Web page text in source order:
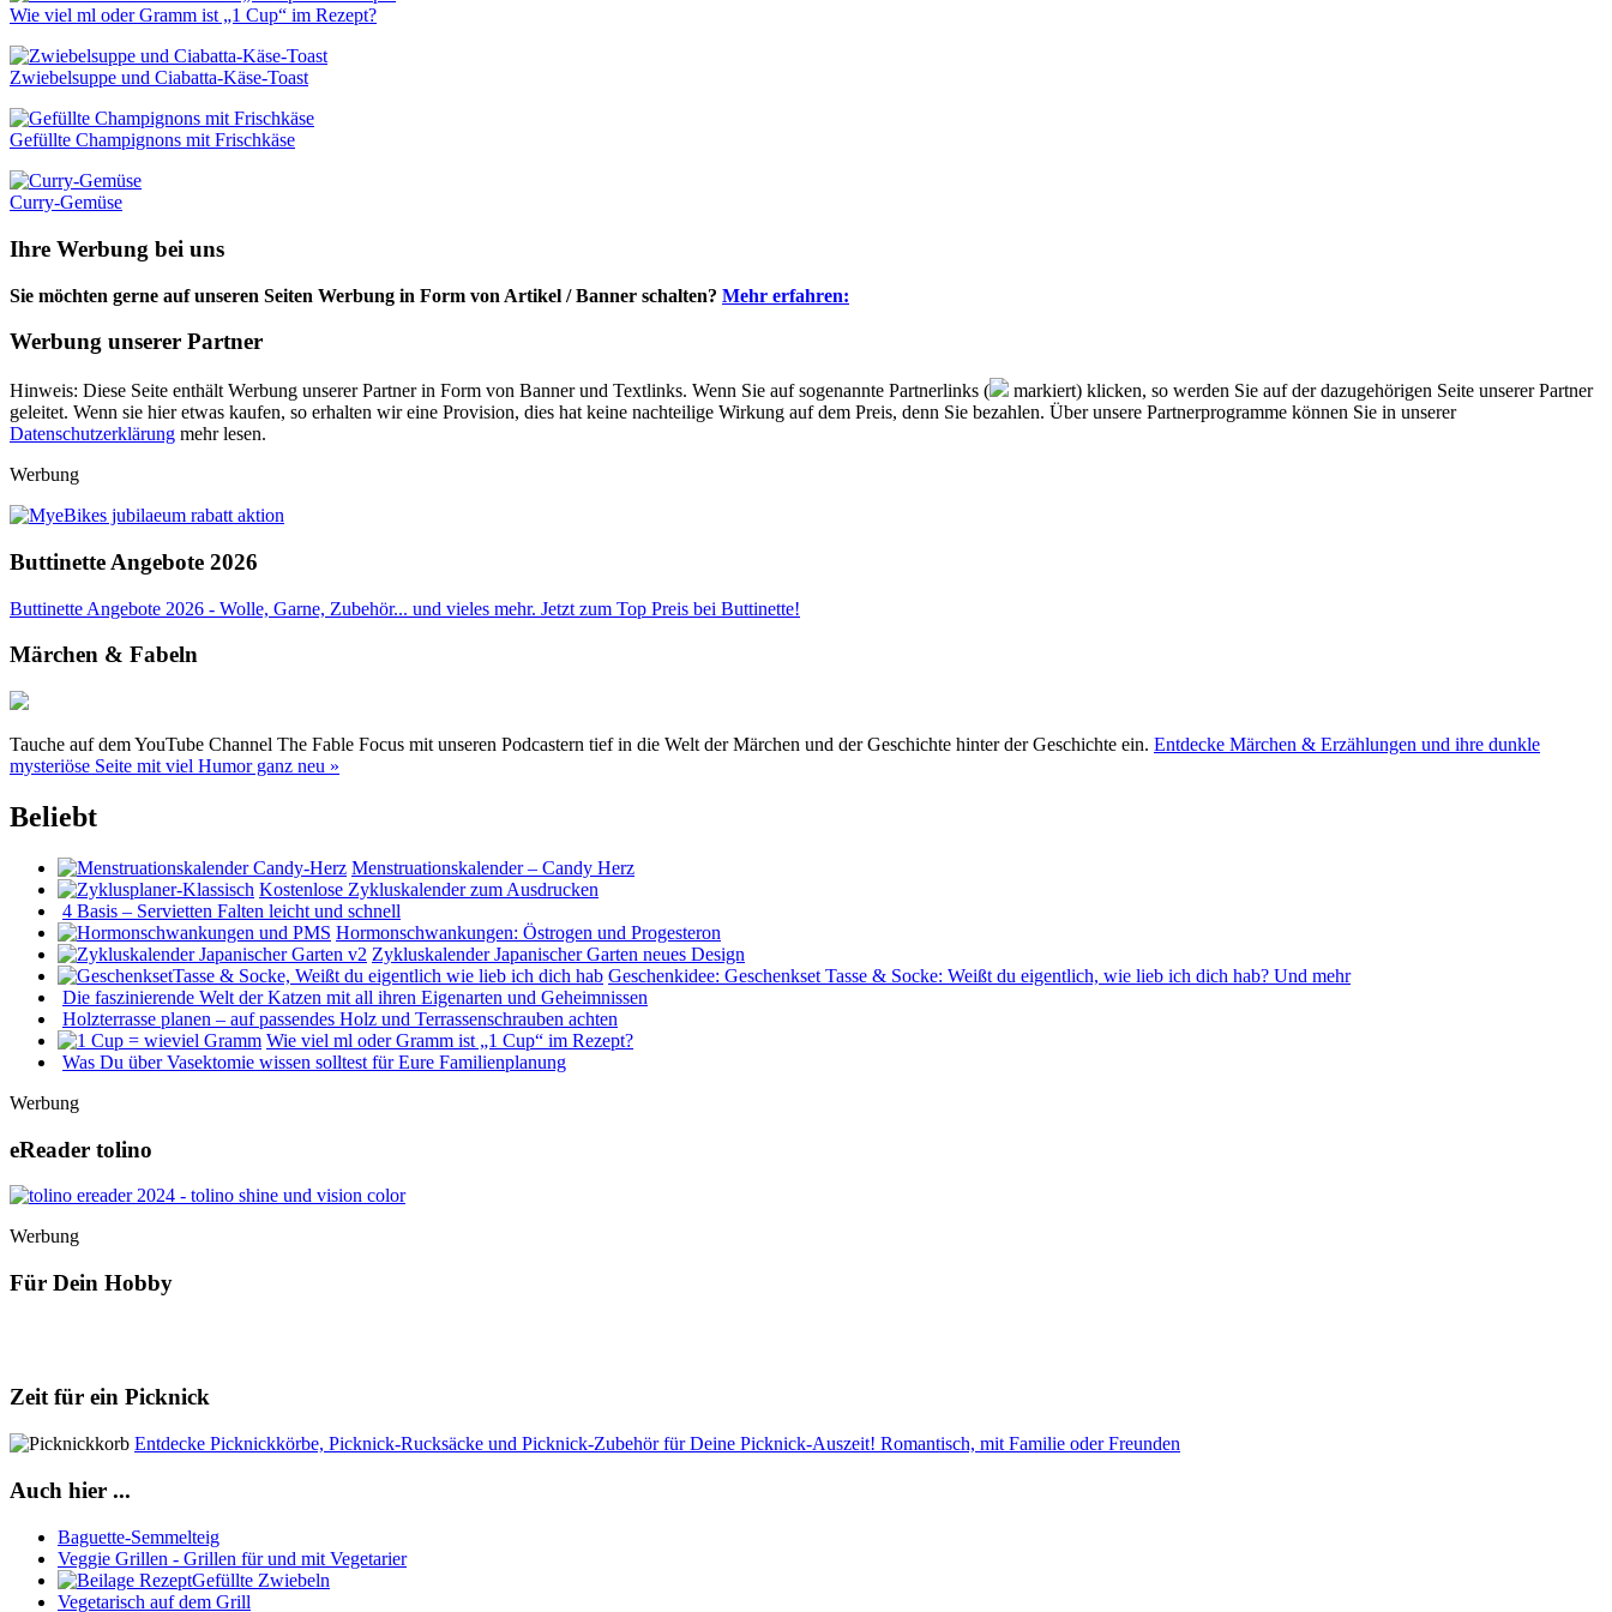
Wie viel ml oder Gramm ist „1 Cup“ im Rezept?
Zwiebelsuppe und Ciabatta-Käse-Toast
Gefüllte Champignons mit Frischkäse
Curry-Gemüse
Ihre Werbung bei uns
Sie möchten gerne auf unseren Seiten Werbung in Form von Artikel / Banner schalten? Mehr erfahren:
Werbung unserer Partner
Hinweis: Diese Seite enthält Werbung unserer Partner in Form von Banner und Textlinks. Wenn Sie auf sogenannte Partnerlinks (
markiert) klicken, so werden Sie auf der dazugehörigen Seite unserer Partner
geleitet. Wenn sie hier etwas kaufen, so erhalten wir eine Provision, dies hat keine nachteilige Wirkung auf dem Preis, denn Sie bezahlen. Über unsere Partnerprogramme können Sie in unserer
Datenschutzerklärung mehr lesen.
Werbung
Buttinette Angebote 2026
Buttinette Angebote 2026 - Wolle, Garne, Zubehör... und vieles mehr. Jetzt zum Top Preis bei Buttinette!
Märchen & Fabeln
Tauche auf dem YouTube Channel The Fable Focus mit unseren Podcastern tief in die Welt der Märchen und der Geschichte hinter der Geschichte ein. Entdecke Märchen & Erzählungen und ihre dunkle
mysteriöse Seite mit viel Humor ganz neu »
Beliebt
Menstruationskalender – Candy Herz
Kostenlose Zykluskalender zum Ausdrucken
4 Basis – Servietten Falten leicht und schnell
Hormonschwankungen: Östrogen und Progesteron
Zykluskalender Japanischer Garten neues Design
Geschenkidee: Geschenkset Tasse & Socke: Weißt du eigentlich, wie lieb ich dich hab? Und mehr
Die faszinierende Welt der Katzen mit all ihren Eigenarten und Geheimnissen
Holzterrasse planen – auf passendes Holz und Terrassenschrauben achten
Wie viel ml oder Gramm ist „1 Cup“ im Rezept?
Was Du über Vasektomie wissen solltest für Eure Familienplanung
Werbung
eReader tolino
Werbung
Für Dein Hobby
Zeit für ein Picknick
Entdecke Picknickkörbe, Picknick-Rucksäcke und Picknick-Zubehör für Deine Picknick-Auszeit! Romantisch, mit Familie oder Freunden
Auch hier ...
Baguette-Semmelteig
Veggie Grillen - Grillen für und mit Vegetarier
Gefüllte Zwiebeln
Vegetarisch auf dem Grill